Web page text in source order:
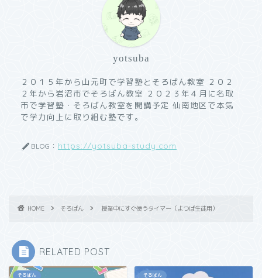
yotsuba
２０１５年から山元町で学習塾とそろばん教室 ２０２
２年から岩沼市でそろばん教室 ２０２３年４月に名取
市で学習塾・そろばん教室を開講予定 仙南地区で本気
で学力向上に取り組む塾です。
BLOG： https://yotsuba-study.com
HOME そろばん 授業中にすぐ使うタイマー（よつば生徒用）
RELATED POST
そろばん そろばん